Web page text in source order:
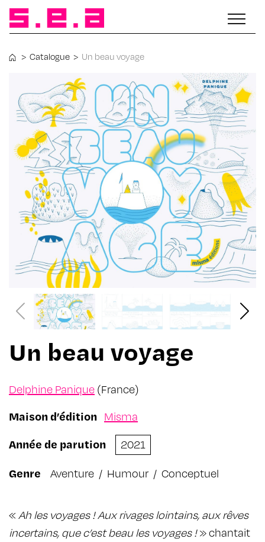
> Catalogue > Un beau voyage
Un beau voyage
Delphine Panique (France)
Maison d’édition Misma
Année de parution
2021
Genre
Aventure / Humour / Conceptuel
«Ah les voyages ! Aux rivages lointains, aux rêves
incertains, que c’est beau les voyages !» chantait